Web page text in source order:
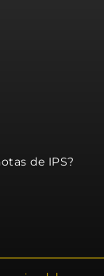
de IPS?